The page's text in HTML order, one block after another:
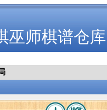
巫师棋谱仓库